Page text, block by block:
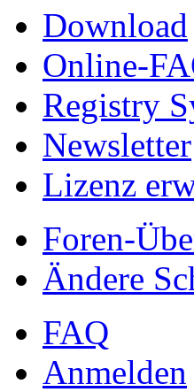
Download
Online-
Registry
Newsletter
Lizenz
Foren-
Ändere
FAQ
Anmelden